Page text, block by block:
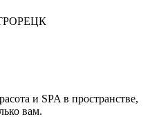
и SPA в пространстве,
вам.